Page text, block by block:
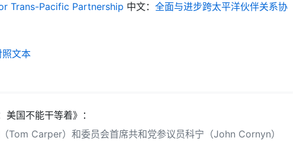
Trans-Pacific Partnership 中文： 全面与进步跨太平洋伙伴关系协
照文本
国不能干等着》：
Tom Carper）和委员会首席共和党参议员科宁（John Cornyn）